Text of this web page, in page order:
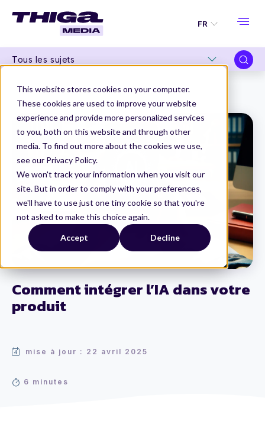
This website stores cookies on your computer.
These cookies are used to improve your website
experience and provide more personalized services
to you, both on this website and through other
media. To find out more about the cookies we use,
see our Privacy Policy.
We won't track your information when you visit our
site. But in order to comply with your preferences,
we'll have to use just one tiny cookie so that you're
not asked to make this choice again.
Accept Decline
FR
Tous les sujets
Comment intégrer l’IA dans votre
produit
mise à jour : 22 avril 2025
6 minutes
Thiga Media
Product Management